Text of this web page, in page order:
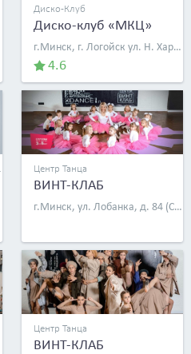
Диско-Клуб
Диско-клуб «МКЦ»
г.Минск, г. Логойск ул. Н. Харченко, 31
4.6
Центр Танца
ВИНТ-КЛАБ
г.Минск, ул. Лобанка, д. 84 (СШ № 175)
Центр Танца
ВИНТ-КЛАБ